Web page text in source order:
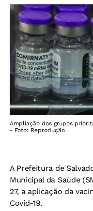
Ampliação dos grupos
- Foto: Reprodução
A Prefeitura de
Municipal da Saúde
27, a aplicação da
Covid-19.